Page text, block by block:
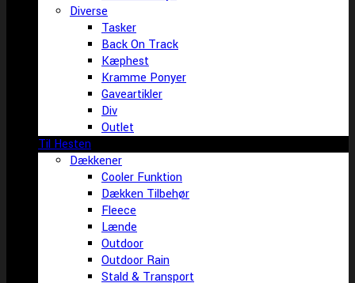
Diverse
Tasker
Back On Track
Kæphest
Kramme Ponyer
Gaveartikler
Div
Outlet
Til Hesten
Dækkener
Cooler Funktion
Dækken Tilbehør
Fleece
Lænde
Outdoor
Outdoor Rain
Stald & Transport